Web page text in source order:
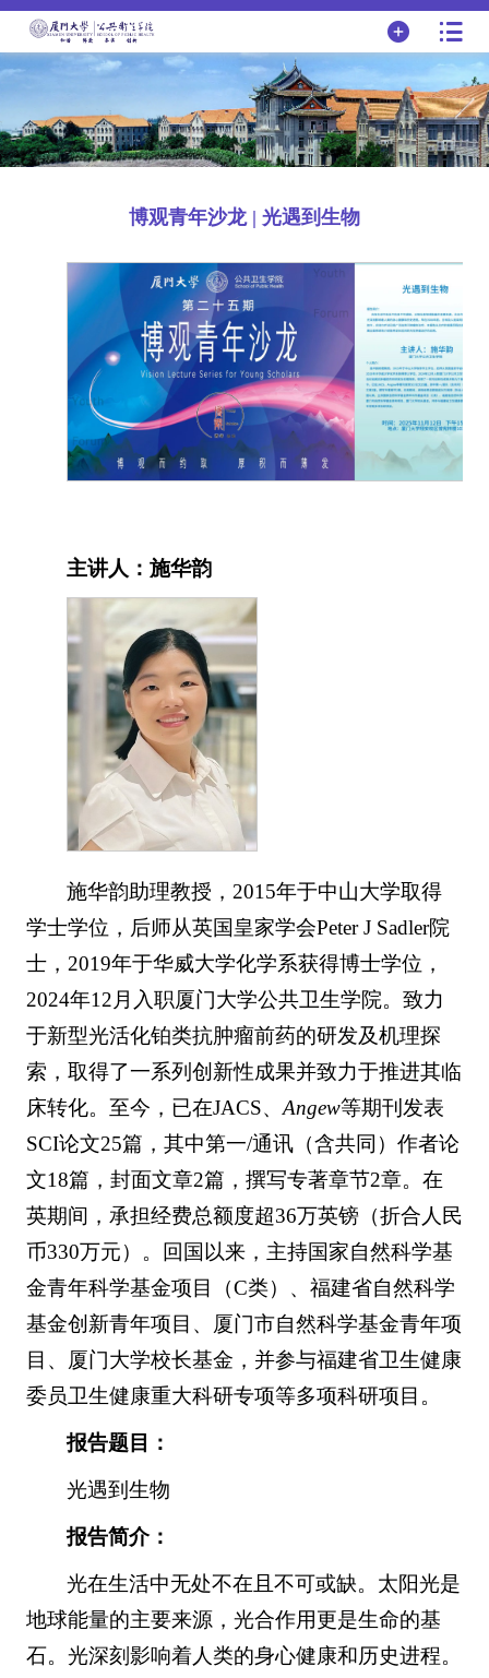
博观青年沙龙 | 光遇到生物
主讲人：施华韵
施华韵助理教授，2015年于中山大学取得
学士学位，后师从英国皇家学会Peter J Sadler院
士，2019年于华威大学化学系获得博士学位，
2024年12月入职厦门大学公共卫生学院。致力
于新型光活化铂类抗肿瘤前药的研发及机理探
索，取得了一系列创新性成果并致力于推进其临
床转化。至今，已在JACS、 Angew等期刊发表
SCI论文25篇，其中第一/通讯（含共同）作者论
文18篇，封面文章2篇，撰写专著章节2章。在
英期间，承担经费总额度超36万英镑（折合人民
币330万元）。回国以来，主持国家自然科学基
金青年科学基金项目（C类）、福建省自然科学
基金创新青年项目、厦门市自然科学基金青年项
目、厦门大学校长基金，并参与福建省卫生健康
委员卫生健康重大科研专项等多项科研项目。
报告题目：
光遇到生物
报告简介：
光在生活中无处不在且不可或缺。太阳光是
地球能量的主要来源，光合作用更是生命的基
石。光深刻影响着人类的身心健康和历史进程。